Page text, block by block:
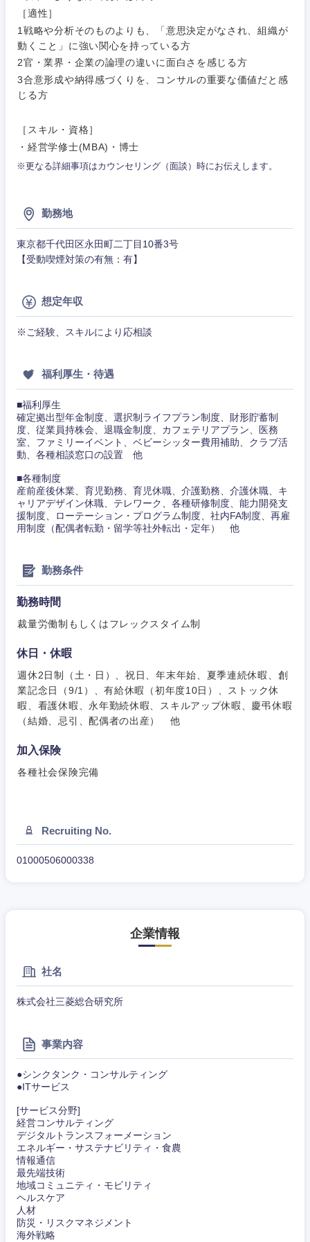
［適性］
1戦略や分析そのものよりも、「意思決定がなされ、組織が
動くこと」に強い関心を持っている方
2官・業界・企業の論理の違いに面白さを感じる方
3合意形成や納得感づくりを、コンサルの重要な価値だと感
じる方
［スキル・資格］
・経営学修士(MBA)・博士
※更なる詳細事項はカウンセリング（面談）時にお伝えします。
勤務地
東京都千代田区永田町二丁目10番3号
【受動喫煙対策の有無：有】
想定年収
※ご経験、スキルにより応相談
福利厚生・待遇
■福利厚生
確定拠出型年金制度、選択制ライフプラン制度、財形貯蓄制
度、従業員持株会、退職金制度、カフェテリアプラン、医務
室、ファミリーイベント、ベビーシッター費用補助、クラブ活
動、各種相談窓口の設置 他
■各種制度
産前産後休業、育児勤務、育児休職、介護勤務、介護休職、キ
ャリアデザイン休職、テレワーク、各種研修制度、能力開発支
援制度、ローテーション・プログラム制度、社内FA制度、再雇
用制度（配偶者転勤・留学等社外転出・定年） 他
勤務条件
勤務時間
裁量労働制もしくはフレックスタイム制
休日・休暇
週休2日制（土・日）、祝日、年末年始、夏季連続休暇、創
業記念日（9/1）、有給休暇（初年度10日）、ストック休
暇、看護休暇、永年勤続休暇、スキルアップ休暇、慶弔休暇
（結婚、忌引、配偶者の出産） 他
加入保険
各種社会保険完備
Recruiting No.
01000506000338
企業情報
社名
株式会社三菱総合研究所
事業内容
●シンクタンク・コンサルティング
●ITサービス
[サービス分野]
経営コンサルティング
デジタルトランスフォーメーション
エネルギー・サステナビリティ・食農
情報通信
最先端技術
地域コミュニティ・モビリティ
ヘルスケア
人材
防災・リスクマネジメント
海外戦略
石川県 福井県
岐阜県
愛知県 三重県